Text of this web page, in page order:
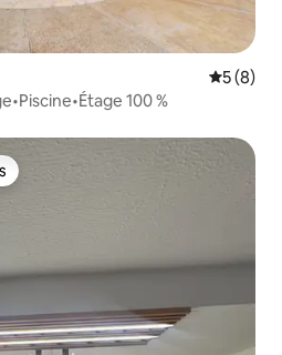
5 (8)
100 %